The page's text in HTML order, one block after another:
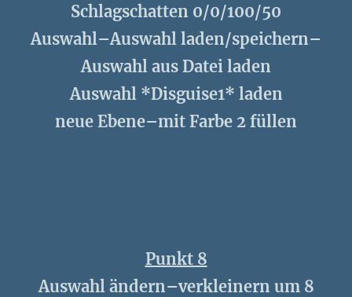
Schlagschatten 0/0/100/50
Auswahl–Auswahl laden/speichern–
Auswahl aus Datei laden
Auswahl *Disguise1* laden
neue Ebene–mit Farbe 2 füllen
Punkt 8
Auswahl ändern–verkleinern um 8